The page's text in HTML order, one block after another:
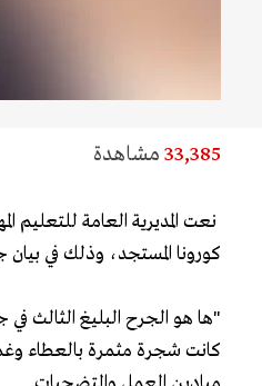
33,385 مشاهدة
نعت المديرية العامة للتعليم
كورونا المستجد، وذلك في بيان
"ها هو الجرح البليغ الثالث في
كانت شجرة مثمرة بالعطاء